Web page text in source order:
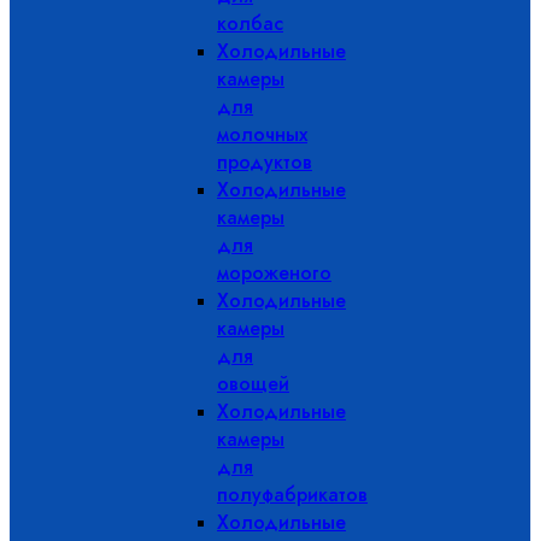
колбас
Холодильные
камеры
для
молочных
продуктов
Холодильные
камеры
для
мороженого
Холодильные
камеры
для
овощей
Холодильные
камеры
для
полуфабрикатов
Холодильные